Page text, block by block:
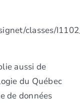
classes/
aussi de
du Québec
de données